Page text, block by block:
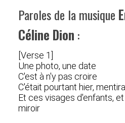
Paroles de la musique
Céline Dion :
[Verse 1]
Une photo, une date
C'est à n'y pas croire
C'était pourtant hier,
Et ces visages d'enfants,
miroir